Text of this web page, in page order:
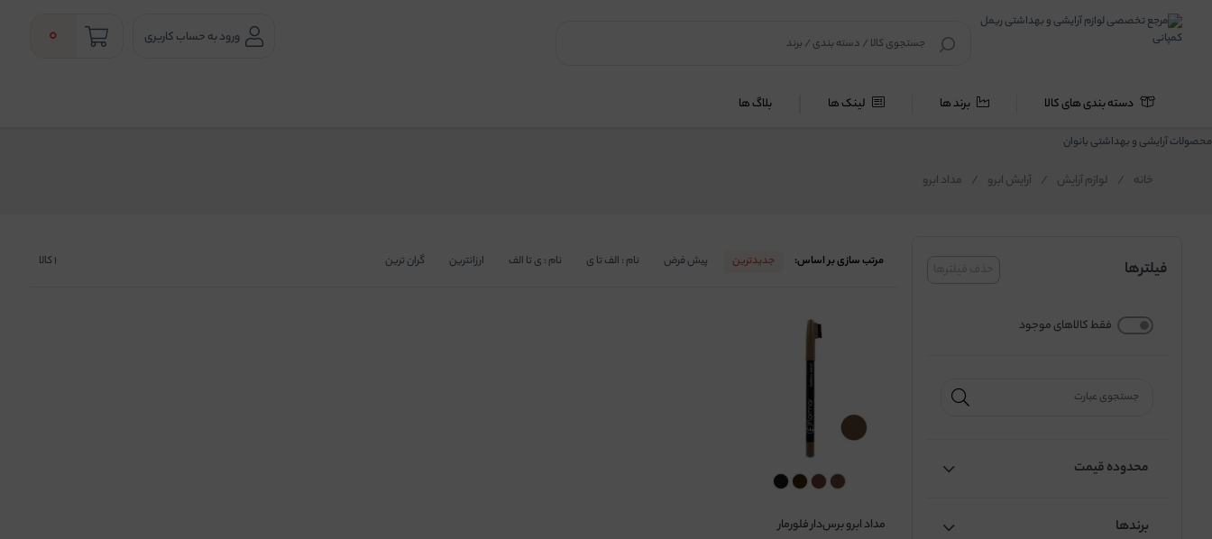
محصولات آرایشی و بهداشتی بانوان
ورود به حساب کاربری 0
دسته بندی های کالا برند ها لینک ها بلاگ ها
خانه / لوازم آرایش / آرایش ابرو / مداد ابرو
فیلترها
فقط کالاهای موجود
محدوده قیمت
برندها
مرتب سازی بر اساس: جدیدترین پیش فرض نام : الف تا ی نام : ی تا الف ارزانترین گران ترین 1کالا
مداد ابرو برس‌دار فلورمار